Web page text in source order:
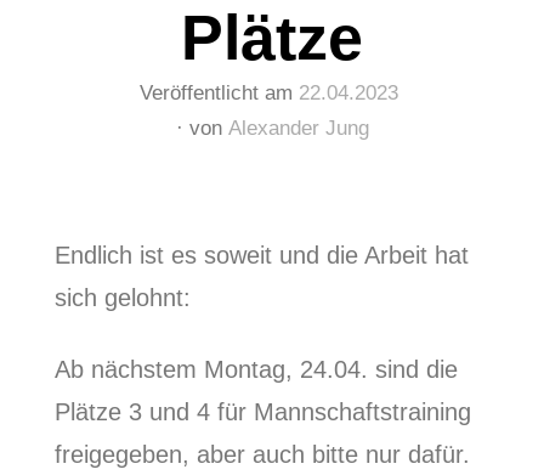
Plätze
Veröffentlicht am 22.04.2023
von Alexander Jung
Endlich ist es soweit und die Arbeit hat
sich gelohnt:
Ab nächstem Montag, 24.04. sind die
Plätze 3 und 4 für Mannschaftstraining
freigegeben, aber auch bitte nur dafür.